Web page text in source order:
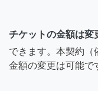
チケットの金額は変
できます。本契約（
金額の変更は可能で